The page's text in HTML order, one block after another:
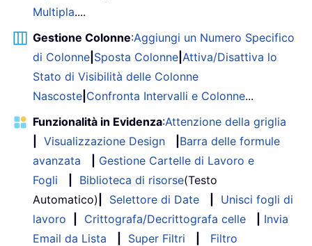
Multipla....
Gestione Colonne:Aggiungi un Numero Specifico
di Colonne Sposta Colonne Attiva/Disattiva lo
Stato di Visibilità delle Colonne
Nascoste Confronta Intervalli e Colonne...
Funzionalità in Evidenza:Attenzione della griglia
Visualizzazione Design
Barra delle formule
avanzata
Gestione Cartelle di Lavoro e
Fogli
Biblioteca di risorse(Testo
Automatico)
Selettore di Date
Unisci fogli di
lavoro
Crittografa/Decrittografa celle
Invia
Email da Lista
Super Filtri
Filtro